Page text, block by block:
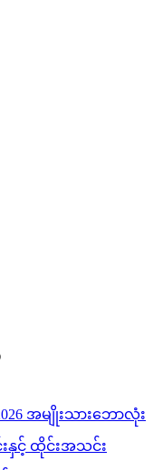
2026 အမျိုးသားဘောလုံး
နှင့် ထိုင်းအသင်း